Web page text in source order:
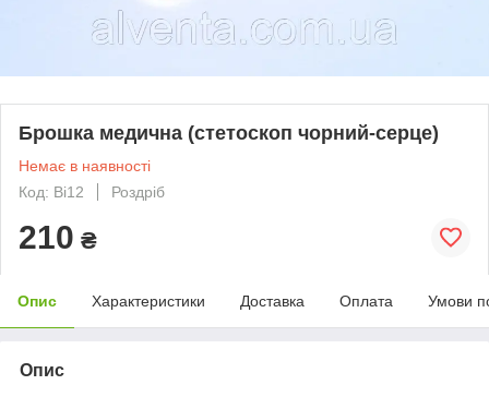
Брошка медична (стетоскоп чорний-серце)
Немає в наявності
Код: Bi12
Роздріб
210 ₴
Опис Характеристики Доставка Оплата Умови
Опис